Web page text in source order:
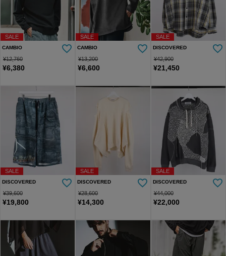
SALE
CAMBIO
¥12,760
¥6,380
SALE
CAMBIO
¥13,200
¥6,600
SALE
DISCOVERED
¥42,900
¥21,450
SALE
DISCOVERED
¥39,600
¥19,800
SALE
DISCOVERED
¥28,600
¥14,300
SALE
DISCOVERED
¥44,000
¥22,000